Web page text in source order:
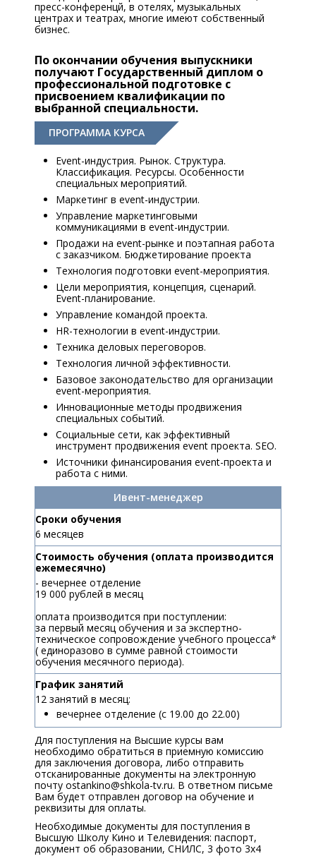
пресс-конференцй, в отелях, музыкальных
центрах и театрах, многие имеют собственный
бизнес.
По окончании обучения выпускники
получают Государственный диплом о
профессиональной подготовке с
присвоением квалификации по
выбранной специальности.
ПРОГРАММА КУРСА
Еvent-индустрия. Рынок. Структура.
Классификация. Ресурсы. Особенности
специальных мероприятий.
Маркетинг в event-индустрии.
Управление маркетинговыми
коммуникациями в event-индустрии.
Продажи на event-рынке и поэтапная работа
с заказчиком. Бюджетирование проекта
Технология подготовки event-мероприятия.
Цели мероприятия, концепция, сценарий.
Еvent-планирование.
Управление командой проекта.
HR-технологии в event-индустрии.
Техника деловых переговоров.
Технология личной эффективности.
Базовое законодательство для организации
event-мероприятия.
Инновационные методы продвижения
специальных событий.
Социальные сети, как эффективный
инструмент продвижения event проекта. SEO.
Источники финансирования event-проекта и
работа с ними.
Ивент-менеджер
Сроки обучения
6 месяцев
Стоимость обучения (оплата производится
ежемесячно)
- вечернее отделение
19 000 рублей в месяц
оплата производится при поступлении:
за первый месяц обучения и за экспертно-
техническое сопровождение учебного процесса*
( единоразово в сумме равной стоимости
обучения месячного периода).
График занятий
12 занятий в месяц:
вечернее отделение (с 19.00 до 22.00)
Для поступления на Высшие курсы вам
необходимо обратиться в приемную комиссию
для заключения договора, либо отправить
отсканированные документы на электронную
почту ostankino@shkola-tv.ru. В ответном письме
Вам будет отправлен договор на обучение и
реквизиты для оплаты.
Необходимые документы для поступления в
Высшую Школу Кино и Телевидения: паспорт,
документ об образовании, СНИЛС, 3 фото 3х4